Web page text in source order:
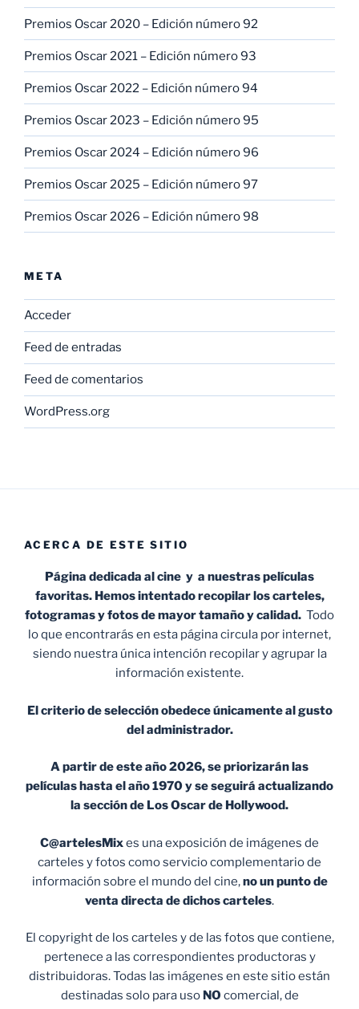
Premios Oscar 2020 – Edición número 92
Premios Oscar 2021 – Edición número 93
Premios Oscar 2022 – Edición número 94
Premios Oscar 2023 – Edición número 95
Premios Oscar 2024 – Edición número 96
Premios Oscar 2025 – Edición número 97
Premios Oscar 2026 – Edición número 98
META
Acceder
Feed de entradas
Feed de comentarios
WordPress.org
ACERCA DE ESTE SITIO
Página dedicada al cine y a nuestras películas
favoritas. Hemos intentado recopilar los carteles,
fotogramas y fotos de mayor tamaño y calidad. Todo
lo que encontrarás en esta página circula por internet,
siendo nuestra única intención recopilar y agrupar la
información existente.
El criterio de selección obedece únicamente al gusto
del administrador.
A partir de este año 2026, se priorizarán las
películas hasta el año 1970 y se seguirá actualizando
la sección de Los Oscar de Hollywood.
C@artelesMixes una exposición de imágenes de
carteles y fotos como servicio complementario de
información sobre el mundo del cine,no un punto de
venta directa de dichos carteles.
El copyright de los carteles y de las fotos que contiene,
pertenece a las correspondientes productoras y
distribuidoras. Todas las imágenes en este sitio están
destinadas solo para uso NO comercial, de